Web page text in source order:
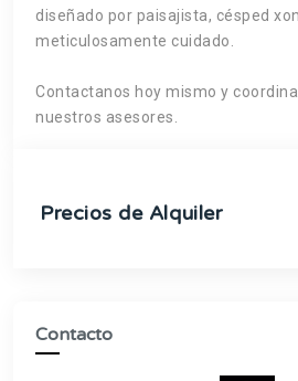
diseñado por paisajista, césped
meticulosamente cuidado.
Contactanos hoy mismo y
nuestros asesores.
Precios de Alquiler
Contacto